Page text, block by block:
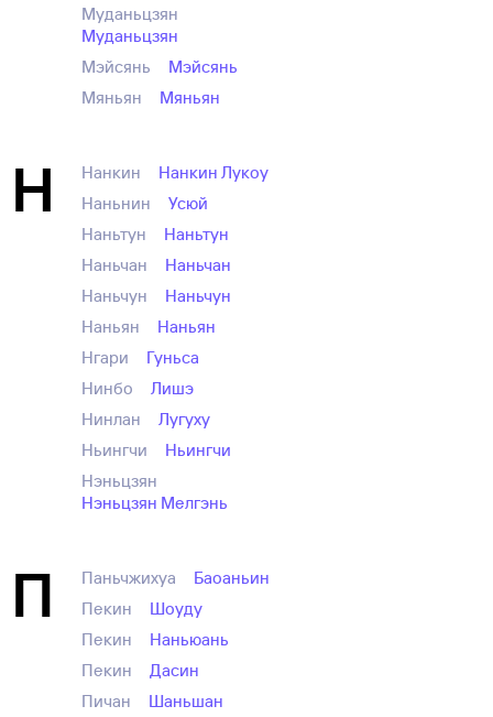
Муданьцзян
Муданьцзян
Мэйсянь
Мэйсянь
Мяньян
Мяньян
Н Нанкин
Нанкин Лукоу
Наньнин
Усюй
Наньтун
Наньтун
Наньчан
Наньчан
Наньчун
Наньчун
Наньян
Наньян
Нгари
Гуньса
Нинбо
Лишэ
Нинлан
Лугуху
Ньингчи
Ньингчи
Нэньцзян
Нэньцзян Мелгэнь
П Паньчжихуа
Баоаньин
Пекин
Шоуду
Пекин
Наньюань
Пекин
Дасин
Пичан
Шаньшан